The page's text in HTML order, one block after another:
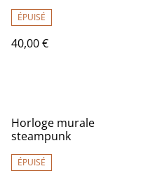
ÉPUISÉ
40,00 €
Horloge murale
steampunk
ÉPUISÉ